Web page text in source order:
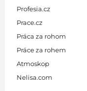
Profesia.cz
Prace.cz
Práca za rohom
Práce za rohem
Atmoskop
Nelisa.com